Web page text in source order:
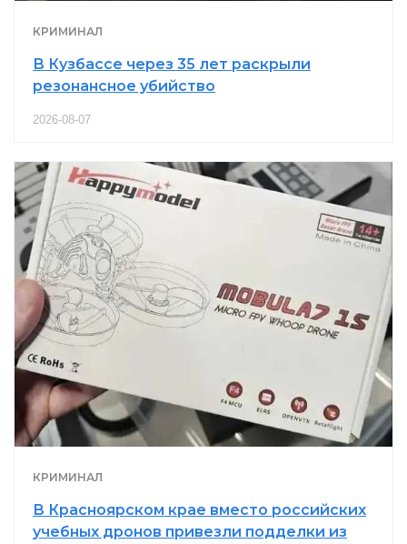
КРИМИНАЛ
В Кузбассе через 35 лет раскрыли
резонансное убийство
2026-08-07
КРИМИНАЛ
В Красноярском крае вместо российских
учебных дронов привезли подделки из